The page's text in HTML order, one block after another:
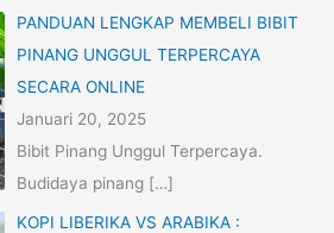
PANDUAN LENGKAP MEMBELI BIBIT
PINANG UNGGUL TERPERCAYA
SECARA ONLINE
Januari 20, 2025
Bibit Pinang Unggul Terpercaya.
Budidaya pinang […]
KOPI LIBERIKA VS ARABIKA :